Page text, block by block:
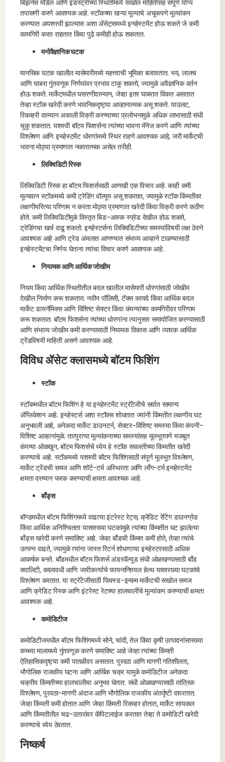
बिझनेस मॉडेल आणि इंडस्ट्रीच्या स्थितीमध्ये सखोल माहितीसह संपूर्ण योग्य
तपासणी करणे आवश्यक आहे. स्टॉकच्या खऱ्या मूल्याचे अचूकपणे मूल्यांकन
करण्यात अयशस्वी झाल्यास अशा ॲसेट्समध्ये इन्व्हेस्टमेंट होऊ शकते जे कमी
कामगिरी करत राहतात किंवा पुढे कमीही होऊ शकतात.
मनोवैज्ञानिक घटक
मानसिक घटक खालील मासेमारीमध्ये महत्त्वाची भूमिका बजावतात. भय, लालच
आणि घाबरा गुंतवणूक निर्णयांवर प्रभाव टाकू शकतो, ज्यामुळे अवैज्ञानिक वर्तन
होऊ शकते. मार्केटमधील घसरणीदरम्यान, जेव्हा इतर घाबरात विकत असतात
तेव्हा स्टॉक खरेदी करणे भावनिकदृष्ट्या आव्हानात्मक असू शकते. याउलट,
रिकव्हरी दरम्यान अकाली विक्री करण्याच्या प्रलोभनामुळे अधिक लाभासाठी संधी
चुकू शकतात. यशस्वी बॉटम फिशर्सना त्यांच्या भावना मॅनेज करणे आणि त्यांच्या
विश्लेषण आणि इन्व्हेस्टमेंट धोरणांमध्ये स्थिर राहणे आवश्यक आहे, जरी मार्केटची
भावना मोठ्या प्रमाणात नकारात्मक असेल तरीही.
लिक्विडिटी रिस्क
लिक्विडिटी रिस्क हा बॉटम फिशर्ससाठी आणखी एक विचार आहे. काही कमी
मूल्यवान स्टॉकमध्ये कमी ट्रेडिंग वॉल्यूम असू शकतात, ज्यामुळे स्टॉक किंमतीवर
लक्षणीयरित्या परिणाम न करता मोठ्या प्रमाणात खरेदी किंवा विक्री करणे कठीण
होते. कमी लिक्विडिटीमुळे विस्तृत बिड-आस्क स्प्रेड देखील होऊ शकते,
ट्रेडिंगचा खर्च वाढू शकतो. इन्व्हेस्टर्सना लिक्विडिटीच्या समस्यांविषयी लक्ष ठेवणे
आवश्यक आहे आणि ट्रेड अंमलात आणण्यात संभाव्य आव्हाने टाळण्यासाठी
इन्व्हेस्टमेंटचा निर्णय घेताना त्यांचा विचार करणे आवश्यक आहे.
नियामक आणि आर्थिक जोखीम
नियम किंवा आर्थिक स्थितीतील बदल खालील मासेमारी धोरणांसाठी जोखीम
देखील निर्माण करू शकतात. नवीन पॉलिसी, टॅक्स कायदे किंवा आर्थिक बदल
मार्केट डायनॅमिक्स आणि विशिष्ट सेक्टर किंवा कंपन्यांच्या कामगिरीवर परिणाम
करू शकतात. बॉटम फिशर्सना त्यांच्या धोरणांना त्यानुसार समायोजित करण्यासाठी
आणि संभाव्य जोखीम कमी करण्यासाठी नियामक विकास आणि व्यापक आर्थिक
ट्रेंडविषयी माहिती असणे आवश्यक आहे.
विविध ॲसेट क्लासमध्ये बॉटम फिशिंग
स्टॉक
स्टॉकमधील बॉटम फिशिंग हे या इन्व्हेस्टमेंट स्ट्रॅटेजीचे सर्वात सामान्य
ॲप्लिकेशन आहे. इन्व्हेस्टर्स अशा स्टॉक्स शोधतात ज्यांनी किंमतीत लक्षणीय घट
अनुभवली आहे, अनेकदा मार्केट डाउनटर्न, सेक्टर-विशिष्ट समस्या किंवा कंपनी-
विशिष्ट आव्हानांमुळे. तात्पुरत्या मूल्यांकनाच्या समस्यांसह मूलभूतपणे मजबूत
कंपन्या ओळखून, बॉटम फिशर्सचे ध्येय हे स्टॉक सवलतीच्या किंमतीत खरेदी
करण्याचे आहे. स्टॉकमध्ये यशस्वी बॉटम फिशिंगसाठी संपूर्ण मूलभूत विश्लेषण,
मार्केट ट्रेंडची समज आणि शॉर्ट-टर्म अस्थिरता आणि लाँग-टर्म इन्व्हेस्टमेंट
क्षमता दरम्यान फरक करण्याची क्षमता आवश्यक आहे.
बाँड्स
बॉण्डमधील बॉटम फिशिंगमध्ये वाढत्या इंटरेस्ट रेट्स, क्रेडिट रेटिंग डाउनग्रेड
किंवा आर्थिक अनिश्चितता यासारख्या घटकांमुळे त्यांच्या किंमतीत घट झालेल्या
बाँड्स खरेदी करणे समाविष्ट आहे. जेव्हा बाँडची किंमत कमी होते, तेव्हा त्यांचे
उत्पन्न वाढते, ज्यामुळे त्यांना जास्त रिटर्न शोधणाऱ्या इन्व्हेस्टरसाठी अधिक
आकर्षक बनते. बाँडमधील बॉटम फिशर्स अंडरवॅल्यूड संधी ओळखण्यासाठी बाँड
क्वालिटी, कालावधी आणि जारीकर्त्याचे फायनान्शियल हेल्थ यासारख्या घटकांचे
विश्लेषण करतात. या स्ट्रॅटेजीसाठी फिक्स्ड-इन्कम मार्केटची सखोल समज
आणि क्रेडिट रिस्क आणि इंटरेस्ट रेटच्या हालचालींचे मूल्यांकन करण्याची क्षमता
आवश्यक आहे.
कमोडिटीज
कमोडिटीजमधील बॉटम फिशिंगमध्ये सोने, चांदी, तेल किंवा कृषी उत्पादनांसारख्या
कच्च्या मालामध्ये गुंतवणूक करणे समाविष्ट आहे जेव्हा त्यांच्या किंमती
ऐतिहासिकदृष्ट्या कमी पातळीवर असतात. पुरवठा आणि मागणी गतिशीलता,
भौगोलिक राजकीय घटना आणि आर्थिक चक्र यामुळे कमोडिटीज अनेकदा
चक्रीय किंमतीच्या हालचालीचा अनुभव घेतात. संधी ओळखण्यासाठी तांत्रिक
विश्लेषण, पुरवठा-मागणी अंदाज आणि भौगोलिक राजकीय अंतर्दृष्टी वापरतात.
जेव्हा किंमती कमी होतात आणि जेव्हा किंमती रिकव्हर होतात, मार्केट सायकल
आणि किंमतीतील चढ-उतारांवर कॅपिटलाईज करतात तेव्हा ते कमोडिटी खरेदी
करण्याचे ध्येय ठेवतात.
निष्कर्ष